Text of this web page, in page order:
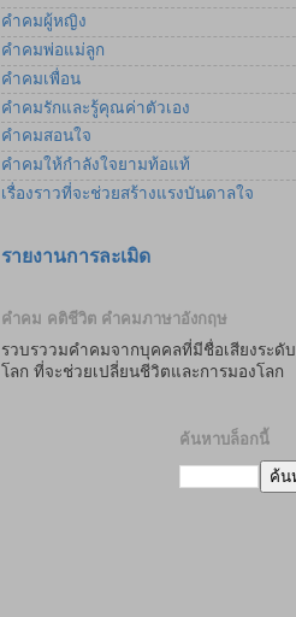
คำคมผู้หญิง
คำคมพ่อแม่ลูก
คำคมเพื่อน
คำคมรักและรู้คุณค่าตัวเอง
คำคมสอนใจ
คำคมให้กำลังใจยามท้อแท้
เรื่องราวที่จะช่วยสร้างแรงบันดาลใจ
รายงานการละเมิด
คำคม คติชีวิต คำคมภาษาอังกฤษ
รวบรววมคำคมจากบุคคลที่มีชื่อเสียงระดับ
โลก ที่จะช่วยเปลี่ยนชีวิตและการมองโลก
ค้นหาบล็อกนี้